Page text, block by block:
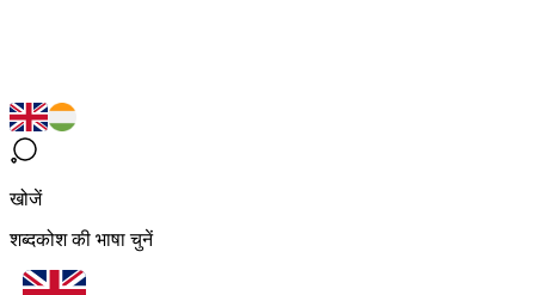
खोजें
शब्दकोश की भाषा चुनें